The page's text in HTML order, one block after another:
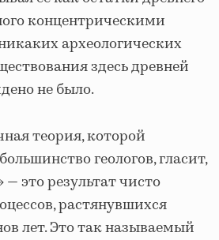
концентрическими
археологических
здесь древней
не было.
теория, которой
геологов, гласит,
— это результат чисто
растянувшихся
лет. Это так называемый